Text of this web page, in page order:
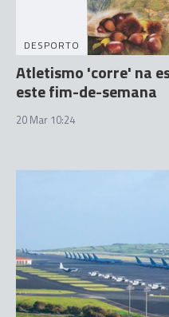
DESPORTO
Atletismo 'corre' na
este fim-de-semana
20 Mar 10:24